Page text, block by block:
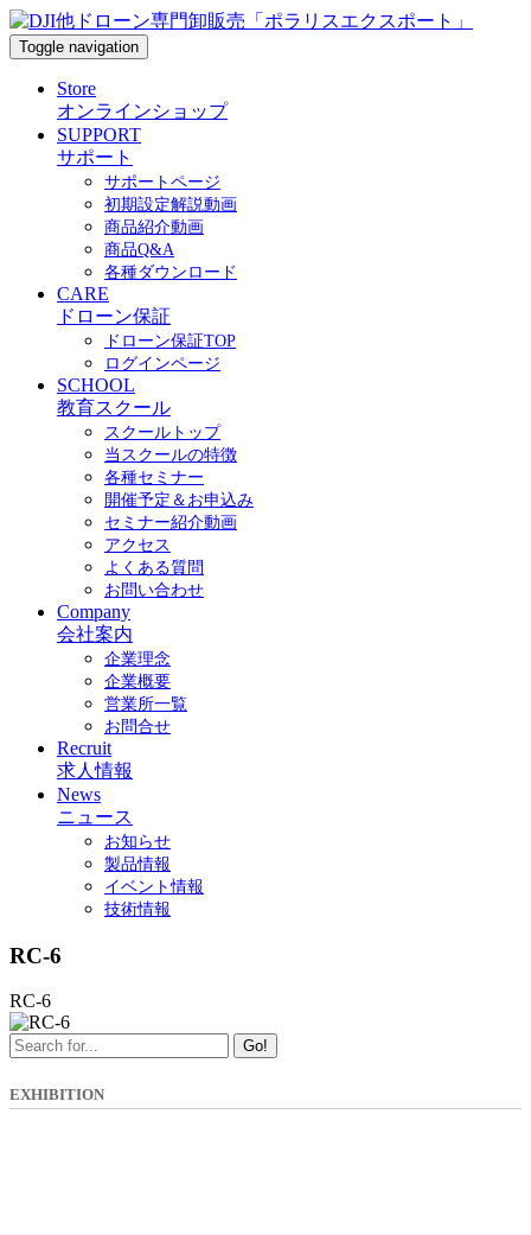
Toggle navigation
Store
オンラインショップ
SUPPORT
サポート
サポートページ
初期設定解説動画
商品紹介動画
商品Q&A
各種ダウンロード
CARE
ドローン保証
ドローン保証TOP
ログインページ
SCHOOL
教育スクール
スクールトップ
当スクールの特徴
各種セミナー
開催予定＆お申込み
セミナー紹介動画
アクセス
よくある質問
お問い合わせ
Company
会社案内
企業理念
企業概要
営業所一覧
お問合せ
Recruit
求人情報
News
ニュース
お知らせ
製品情報
イベント情報
技術情報
RC-6
RC-6
Go!
EXHIBITION